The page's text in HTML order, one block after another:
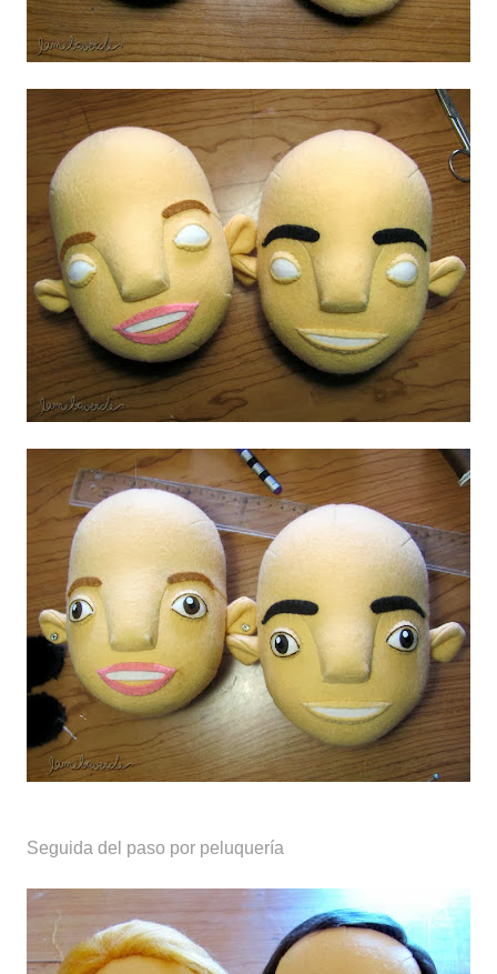
Seguida del paso por peluquería